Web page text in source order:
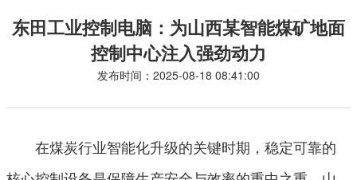
东田工业控制电脑：为山西某智能煤矿地面
控制中心注入强劲动力
发布时间：2025-08-18 08:41:00
在煤炭行业智能化升级的关键时期，稳定可靠的